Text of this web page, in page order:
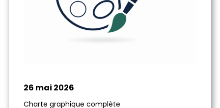
26 mai 2026
Charte graphique complète